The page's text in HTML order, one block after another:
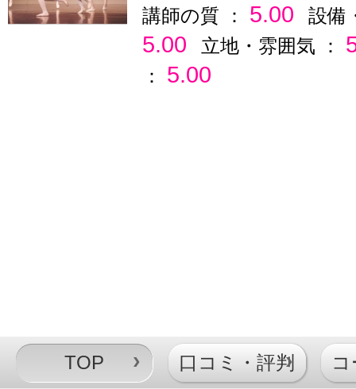
講師の質 ： 5.00 設備
5.00 立地・雰囲気 ：
： 5.00
TOP 口コミ・評判